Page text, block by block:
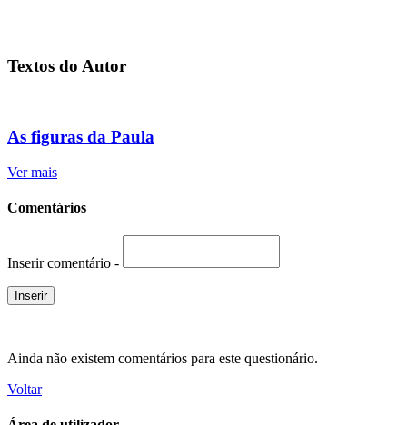
Textos do Autor
As figuras da Paula
Ver mais
Comentários
Inserir comentário -
Ainda não existem comentários para este questionário.
Voltar